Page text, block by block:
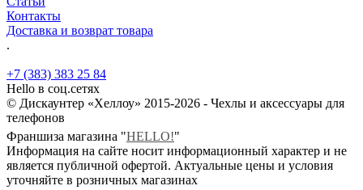
Контакты
Доставка и возврат товара
.
+7 (383) 383 25 84
Hello в соц.сетях
© Дискаунтер «Хеллоу» 2015-2026 - Чехлы и аксессуары для
телефонов
Франшиза магазина "HELLO!"
Информация на сайте носит информационный характер и не
является публичной офертой. Актуальные цены и условия
уточняйте в розничных магазинах